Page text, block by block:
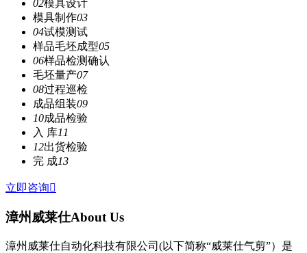
02模具设计
模具制作03
04试模测试
样品毛坯成型05
06样品检测确认
毛坯量产07
08过程巡检
成品组装09
10成品检验
入 库11
12出货检验
完 成13
立即咨询
漳州威莱仕About Us
漳州威莱仕自动化科技有限公司(以下简称“威莱仕气剪”）是